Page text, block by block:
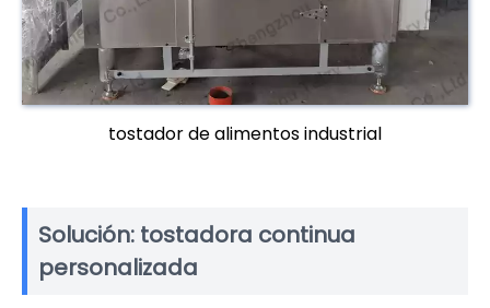
tostador de alimentos industrial
Solución: tostadora continua
personalizada